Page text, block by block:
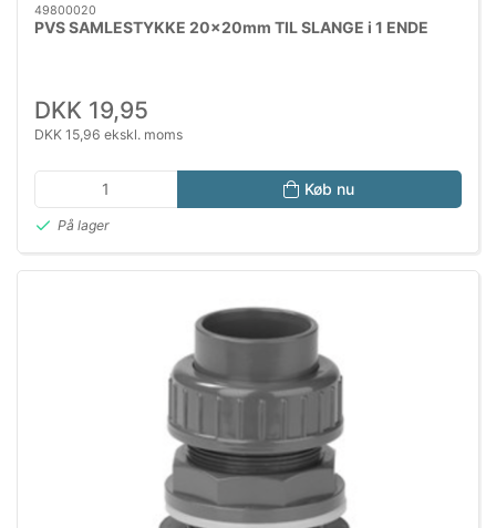
49800020
PVS SAMLESTYKKE 20x20mm TIL SLANGE i 1 ENDE
DKK 19,95
DKK 15,96 ekskl. moms
Køb nu
På lager